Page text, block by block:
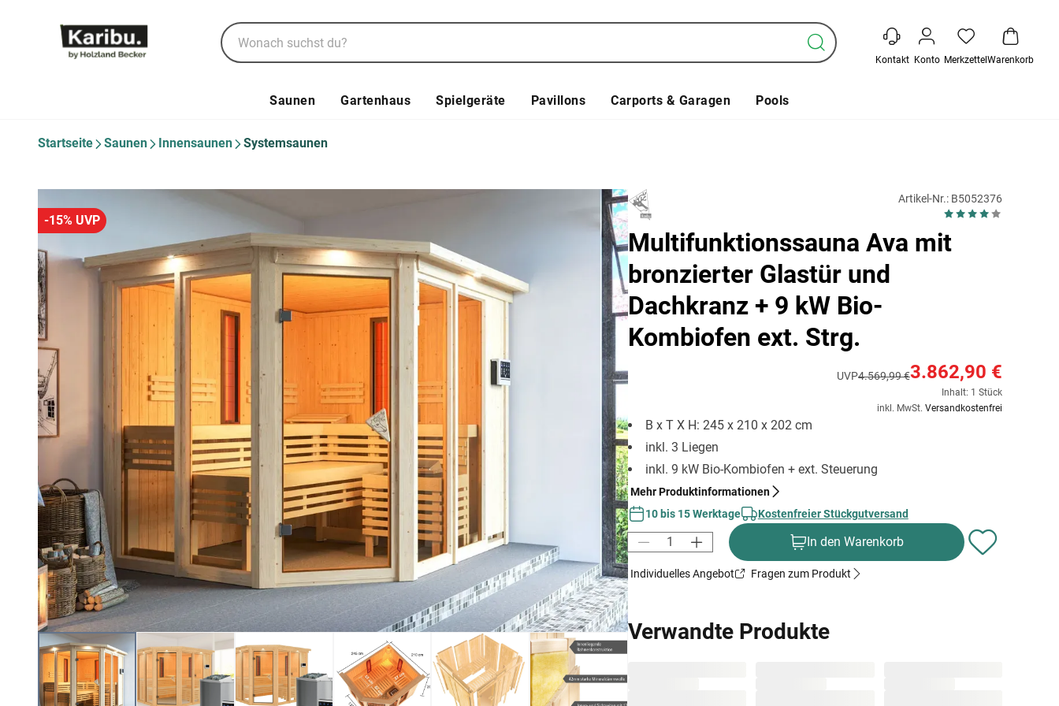
Kontakt Konto Merkzettel Warenkorb
Saunen Gartenhaus Spielgeräte Pavillons Carports & Garagen Pools
Startseite Saunen Innensaunen Systemsaunen
-15% UVP
Artikel-Nr.: B5052376
Multifunktionssauna Ava mit
bronzierter Glastür und
Dachkranz + 9 kW Bio-
Kombiofen ext. Strg.
UVP4.569,99 €3.862,90 €
Inhalt: 1 Stück
inkl. MwSt. Versandkostenfrei
B x T X H: 245 x 210 x 202 cm
inkl. 3 Liegen
inkl. 9 kW Bio-Kombiofen + ext. Steuerung
Mehr Produktinformationen
10 bis 15 Werktage
Kostenfreier Stückgutversand
In den Warenkorb
Individuelles Angebot Fragen zum Produkt
Verwandte Produkte